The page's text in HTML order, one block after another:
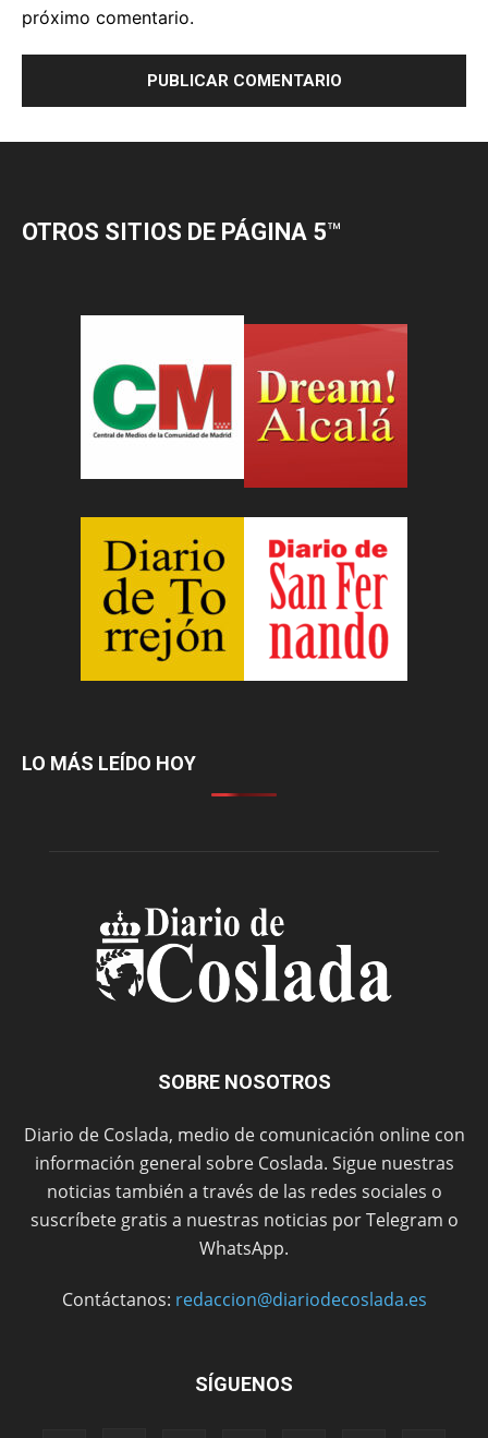
OTROS SITIOS DE PÁGINA 5™
LO MÁS LEÍDO HOY
SOBRE NOSOTROS
Diario de Coslada, medio de comunicación online con
información general sobre Coslada. Sigue nuestras
noticias también a través de las redes sociales o
suscríbete gratis a nuestras noticias por Telegram o
WhatsApp.
Contáctanos: redaccion@diariodecoslada.es
SÍGUENOS